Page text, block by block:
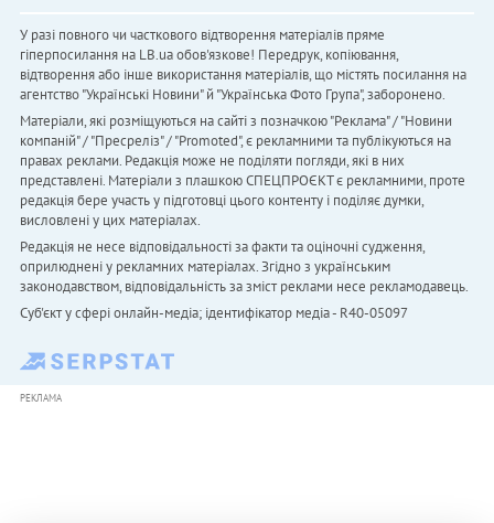
У разі повного чи часткового відтворення матеріалів пряме
гіперпосилання на LB.ua обов'язкове! Передрук, копіювання,
відтворення або інше використання матеріалів, що містять посилання на
агентство "Українськi Новини" й "Українська Фото Група", заборонено.
Матеріали, які розміщуються на сайті з позначкою "Реклама" / "Новини
компаній" / "Пресреліз" / "Promoted", є рекламними та публікуються на
правах реклами. Редакція може не поділяти погляди, які в них
представлені. Матеріали з плашкою СПЕЦПРОЄКТ є рекламними, проте
редакція бере участь у підготовці цього контенту і поділяє думки,
висловлені у цих матеріалах.
Редакція не несе відповідальності за факти та оціночні судження,
оприлюднені у рекламних матеріалах. Згідно з українським
законодавством, відповідальність за зміст реклами несе рекламодавець.
Cуб'єкт у сфері онлайн-медіа; ідентифікатор медіа - R40-05097
РЕКЛАМА